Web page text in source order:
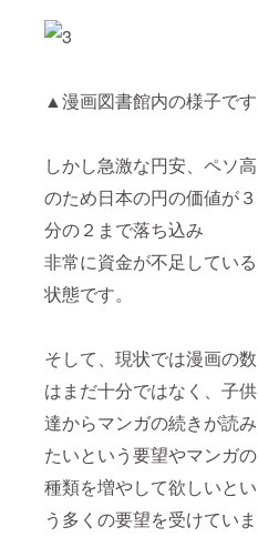
▲漫画図書館内の様子です
しかし急激な円安、ペソ高
のため日本の円の価値が３
分の２まで落ち込み
非常に資金が不足している
状態です。
そして、現状では漫画の数
はまだ十分ではなく、子供
達からマンガの続きが読み
たいという要望やマンガの
種類を増やして欲しいとい
う多くの要望を受けていま